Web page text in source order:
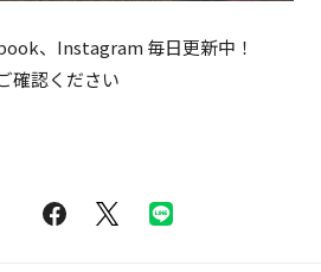
、Instagram 毎日更新中！
確認ください